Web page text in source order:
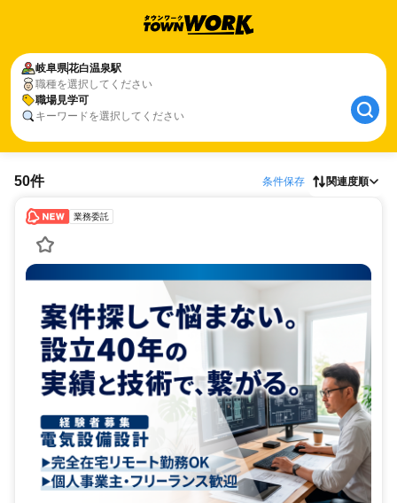
岐阜県花白温泉駅
職種を選択してください
職場見学可
キーワードを選択してください
50件 条件保存 関連度順
業務委託